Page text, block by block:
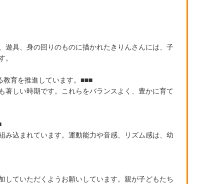
具、身の回りのものに描かれたきりんさんには、子
育を推進しています。■■■
しい時期です。これらをバランスよく、豊かに育て
込まれています。運動能力や音感、リズム感は、幼
ていただくようお願いしています。親が子どもたち